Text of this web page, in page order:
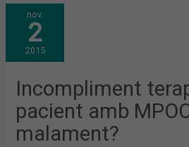
nov.
2
2015
Incompliment
pacient amb
malament?
INCOMPLIMENT
TERAPÈUTIC
DEL
PACIENT
AMB
MPOC:
QUÈ
MALAMENT?